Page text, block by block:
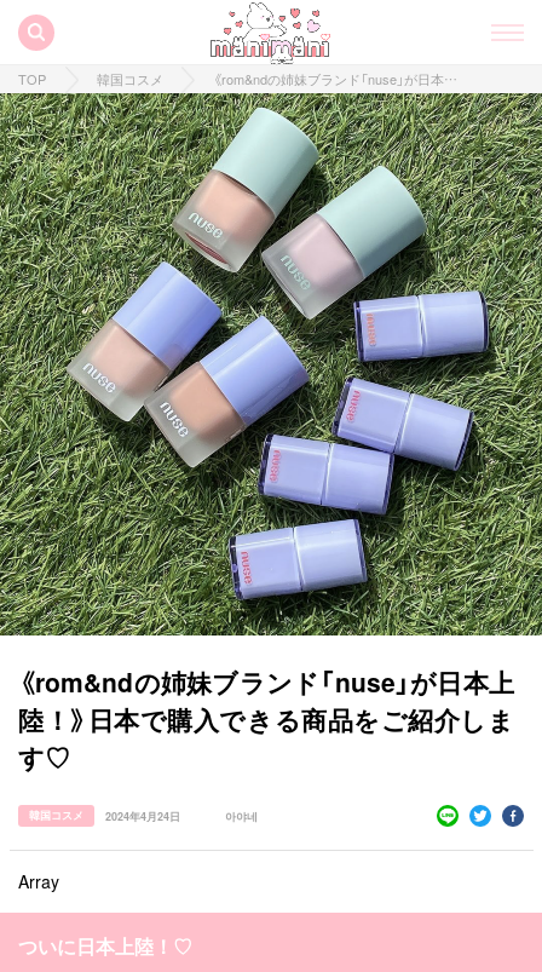
TOP 韓国コスメ 《rom&ndの姉妹ブランド「nuse」が日本上陸！》日本で購入できる商品をご紹介します♡
《rom&ndの姉妹ブランド「nuse」が日本上
陸！》日本で購入できる商品をご紹介しま
す♡
韓国コスメ 2024年4月24日 아야네
Array
ついに日本上陸！♡